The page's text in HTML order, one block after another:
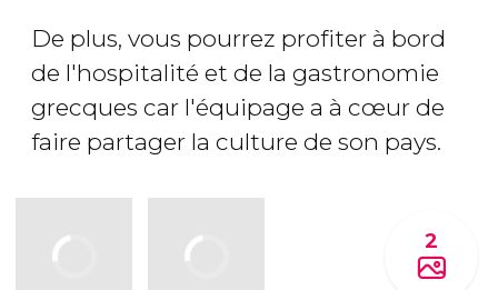
De plus, vous pourrez profiter à bord
de l'hospitalité et de la gastronomie
grecques car l'équipage a à cœur de
faire partager la culture de son pays.
2